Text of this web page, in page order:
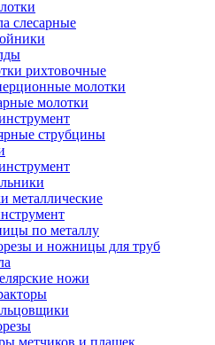
слесарные
рихтовочные
молотки
молотки
струбцины
металлические
по металлу
и ножницы для труб
ножи
метчиков и плашек